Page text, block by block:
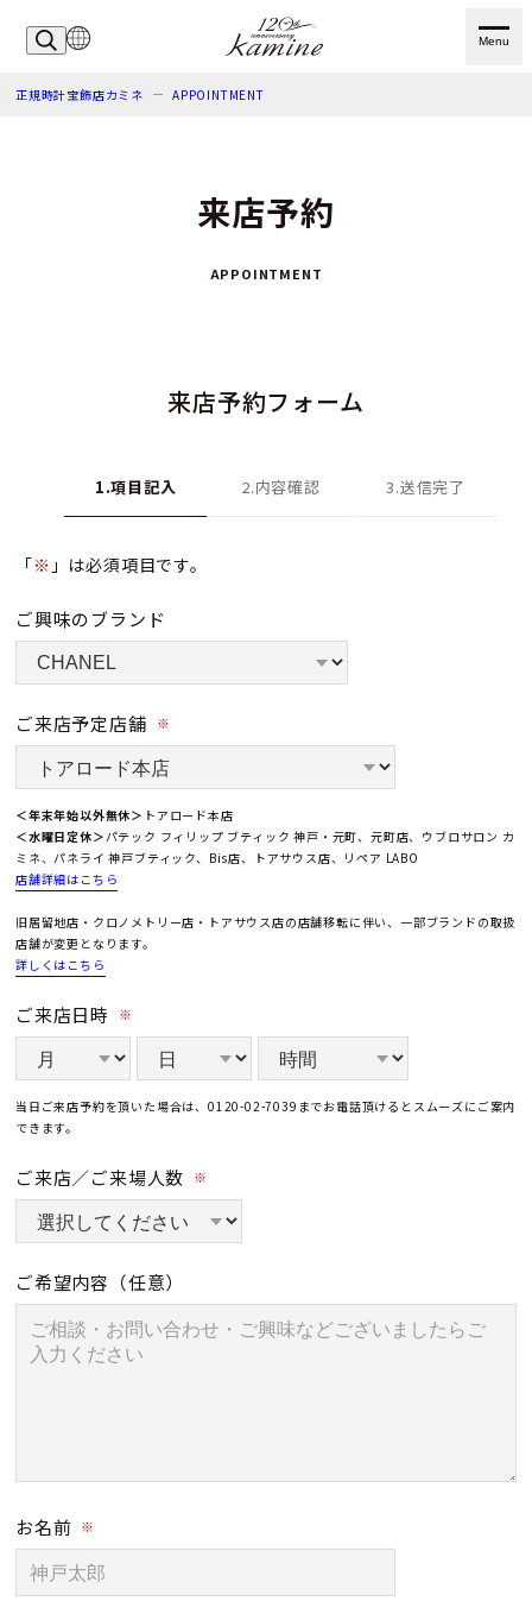
Menu
正規時計宝飾店カミネ APPOINTMENT
来店予約
APPOINTMENT
来店予約フォーム
1.項目記入 2.内容確認 3.送信完了
「※ 」は必須項目です。
ご興味のブランド
ご来店予定店舗 ※
＜年末年始以外無休＞ トアロード本店
＜水曜日定休＞ パテック フィリップ ブティック 神戸・元町、元町店、ウブロサロン カ
ミネ、パネライ 神戸ブティック、Bis店、トアサウス店、リペア LABO
店舗詳細はこちら
旧居留地店・クロノメトリー店・トアサウス店の店舗移転に伴い、一部ブランドの取扱
店舗が変更となります。
詳しくはこちら
ご来店日時 ※
当日ご来店予約を頂いた場合は、0120-02-7039までお電話頂けるとスムーズにご案内
できます。
ご来店／ご来場人数 ※
ご希望内容 （任意）
お名前 ※